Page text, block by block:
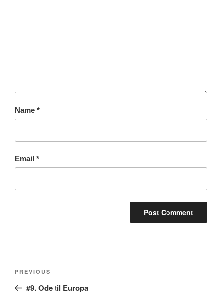
Name *
Email *
Previous
Post
PREVIOUS
#9. Ode til Europa